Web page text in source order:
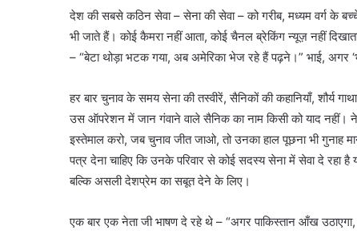
देश की सबसे कठिन सेवा – सेना की सेवा – को गरीब, मध्यम वर्ग के
भी जाते हैं। कोई कैमरा नहीं आता, कोई चैनल ब्रेकिंग न्यूज़ नहीं
– “बेटा थोड़ा भटक गया, अब अमेरिका भेज रहे हैं पढ़ने।” भाई, अगर
हर बार चुनाव के समय सेना की तस्वीरें, सैनिकों की कहानियाँ, शौर्य
उस ऑपरेशन में जान गंवाने वाले सैनिक का नाम किसी को याद नहीं।
इस्तेमाल करो, जब चुनाव जीत जाओ, तो उनका हाल पूछना भी
पत्र देना चाहिए कि उनके परिवार से कोई सदस्य सेना में सेवा दे रहा
बल्कि असली देशप्रेम का सबूत देने के लिए।
एक बार एक नेता जी भाषण दे रहे थे – “अगर पाकिस्तान आँख